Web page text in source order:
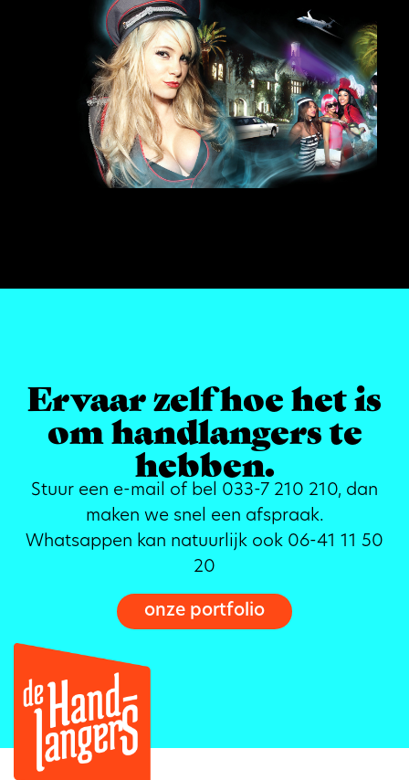
Ervaar zelf hoe het is
om handlangers te
hebben.
Stuur een e-mail of bel 033-7 210 210, dan
maken we snel een afspraak.
Whatsappen kan natuurlijk ook 06-41 11 50
20
onze portfolio